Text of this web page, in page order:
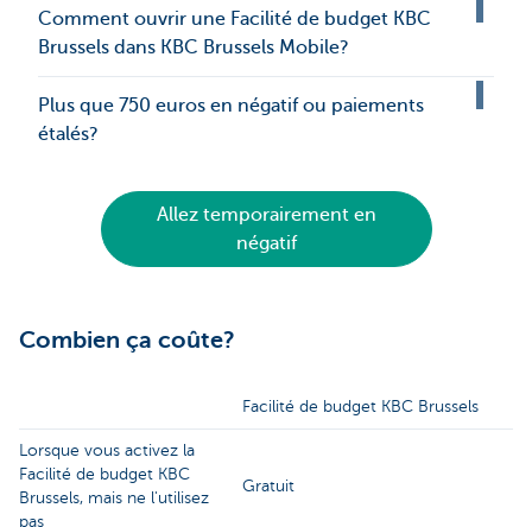
Comment ouvrir une Facilité de budget KBC
Brussels dans KBC Brussels Mobile?
Plus que 750 euros en négatif ou paiements
étalés?
Allez temporairement en
négatif
Combien ça coûte?
Facilité de budget KBC Brussels
Lorsque vous activez la
Facilité de budget KBC
Brussels, mais ne l'utilisez
pas
Gratuit